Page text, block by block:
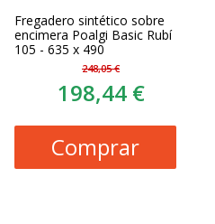
Fregadero sintético sobre
encimera Poalgi Basic Rubí
105 - 635 x 490
248,05 €
198,44 €
Comprar